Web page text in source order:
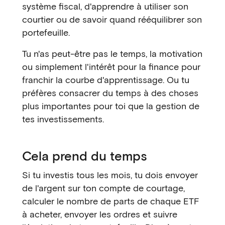
système fiscal, d'apprendre à utiliser son
courtier ou de savoir quand rééquilibrer son
portefeuille.
Tu n'as peut-être pas le temps, la motivation
ou simplement l'intérêt pour la finance pour
franchir la courbe d'apprentissage. Ou tu
préfères consacrer du temps à des choses
plus importantes pour toi que la gestion de
tes investissements.
Cela prend du temps
Si tu investis tous les mois, tu dois envoyer
de l'argent sur ton compte de courtage,
calculer le nombre de parts de chaque ETF
à acheter, envoyer les ordres et suivre